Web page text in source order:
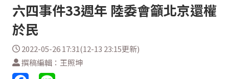
六四事件33週年 陸委會籲北京還權
於民
2022-05-26 17:31(12-13 23:15更新)
撰稿編輯：王照坤